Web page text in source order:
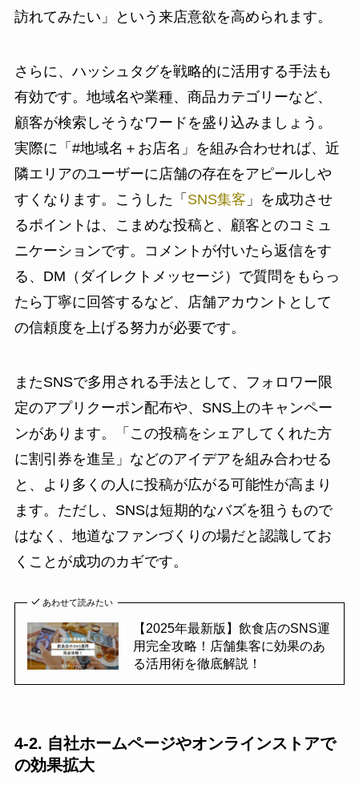
訪れてみたい」という来店意欲を高められます。
さらに、ハッシュタグを戦略的に活用する手法も
有効です。地域名や業種、商品カテゴリーなど、
顧客が検索しそうなワードを盛り込みましょう。
実際に「#地域名＋お店名」を組み合わせれば、近
隣エリアのユーザーに店舗の存在をアピールしや
すくなります。こうした「 SNS集客 」を成功させ
るポイントは、こまめな投稿と、顧客とのコミュ
ニケーションです。コメントが付いたら返信をす
る、DM（ダイレクトメッセージ）で質問をもらっ
たら丁寧に回答するなど、店舗アカウントとして
の信頼度を上げる努力が必要です。
またSNSで多用される手法として、フォロワー限
定のアプリクーポン配布や、SNS上のキャンペー
ンがあります。「この投稿をシェアしてくれた方
に割引券を進呈」などのアイデアを組み合わせる
と、より多くの人に投稿が広がる可能性が高まり
ます。ただし、SNSは短期的なバズを狙うもので
はなく、地道なファンづくりの場だと認識してお
くことが成功のカギです。
あわせて読みたい
【2025年最新版】飲食店のSNS運
用完全攻略！店舗集客に効果のあ
る活用術を徹底解説！
4-2. 自社ホームページやオンラインストアで
の効果拡大